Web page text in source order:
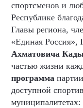
спортсменов и
Республике
Главы региона,
«Единая Россия»,
Ахматовича
частью жизни
программа
доступной
муниципалитетах: